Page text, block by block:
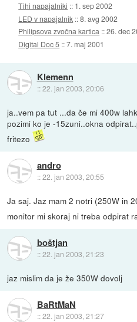
Tihi napajalniki :: 1. sep 2002
LED v napajalnik ::8. avg 2002
Philipsova zvočna kartica ::26. dec
Digital Doc 5 ::7. maj 2001
Klemenn
::22. jan 2003, 20:06
ja..vem pa tut ...da če mi 400w
pozimi ko je -15zuni..okna
fritezo
andro
::22. jan 2003, 20:55
Ja saj. Jaz mam 2 notri (250W in
monitor mi skoraj ni treba odpirat
boštjan
::22. jan 2003, 21:23
jaz mislim da je že 350W dovolj
BaRtMaN
::22. jan 2003, 21:27